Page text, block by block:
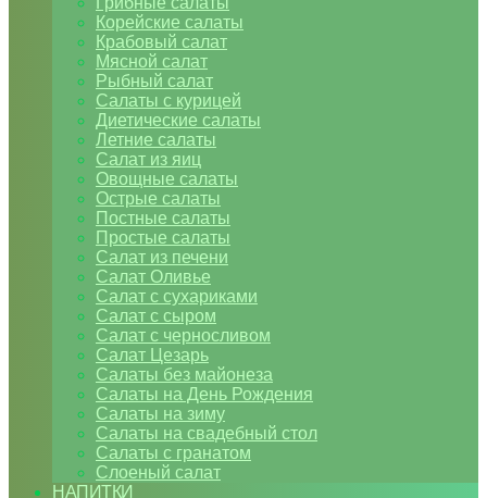
Корейские салаты
Крабовый салат
Мясной салат
Рыбный салат
Салаты с курицей
Диетические салаты
Летние салаты
Салат из яиц
Овощные салаты
Острые салаты
Постные салаты
Простые салаты
Салат из печени
Салат Оливье
Салат с сухариками
Салат с сыром
Салат с черносливом
Салат Цезарь
Салаты без майонеза
Салаты на День Рождения
Салаты на зиму
Салаты на свадебный стол
Салаты с гранатом
Слоеный салат
НАПИТКИ